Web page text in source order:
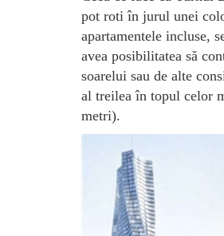
pot roti în jurul unei
apartamentele incluse,
avea posibilitatea să
soarelui sau de alte
al treilea în topul celor
metri).